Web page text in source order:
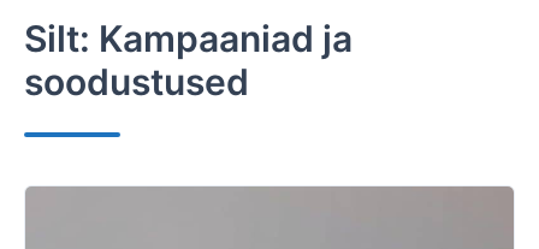
Silt: Kampaaniad ja
soodustused